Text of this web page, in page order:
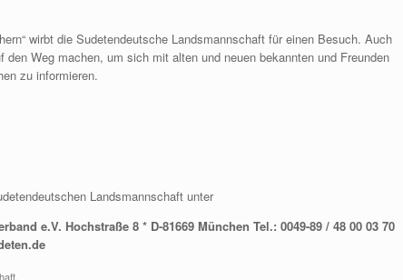
wirbt die Sudetendeutsche Landsmannschaft für einen Besuch. Auch
den Weg machen, um sich mit alten und neuen bekannten und Freunden
zu informieren.
Landsmannschaft unter
e.V. Hochstraße 8 * D-81669 München Tel.: 0049-89 / 48 00 03 70